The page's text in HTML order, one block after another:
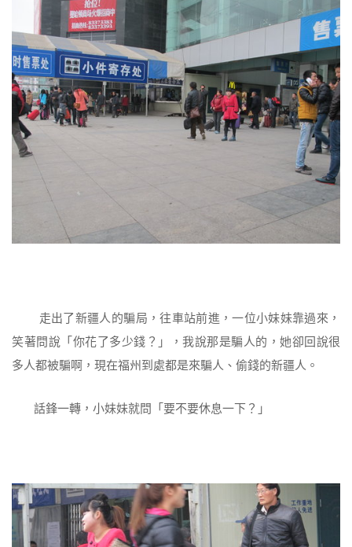
走出了新疆人的騙局，往車站前進，一位小妹妹靠過來，
笑著問說「你花了多少錢？」，我說那是騙人的，她卻回說很
多人都被騙啊，現在福州到處都是來騙人、偷錢的新疆人。
話鋒一轉，小妹妹就問「要不要休息一下？」